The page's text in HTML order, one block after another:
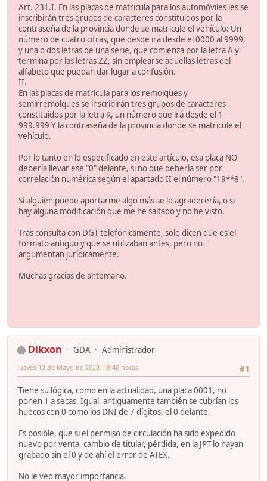
Art. 231.I. En las placas de matricula para los automóviles les se
inscribirán tres grupos de caracteres constituidos por la
contraseña de la provincia donde se matricule el vehículo: Un
número de cuatro cifras, que desde irá desde el 0000 al 9999,
y una o dos letras de una serie, que comienza por la letra A y
termina por las letras ZZ, sin emplearse aquellas letras del
alfabeto que puedan dar lugar a confusión.
II.
En las placas de matrícula para los remolques y
semirremolques se inscribirán tres grupos de caracteres
constituidos por la letra R, un número que irá desde el 1
999.999 Y la contraseña de la provincia donde se matricule el
vehículo.
Por lo tanto en lo especificado en este artículo, esa placa NO
debería llevar ese "0" delante, si no que debería ser por
correlación numérica según el apartado II el número "19**8".
Si alguien puede aportarme algo más se lo agradecería, o si
hay alguna modificación que me he saltado y no he visto.
Tras consulta con DGT telefónicamente, solo dicen que es el
formato antiguo y que se utilizaban antes, pero no
argumentan jurídicamente.
Muchas gracias de antemano.
Dikxon GDA
Administrador
#1
Jueves 12 de Mayo de 2022. 18:49 horas.
Tiene su lógica, como en la actualidad, una placa 0001, no
ponen 1 a secas. Igual, antiguamente también se cubrían los
huecos con 0 como los DNI de 7 dígitos, el 0 delante.
Es posible, que si el permiso de circulación ha sido expedido
nuevo por venta, cambio de titular, pérdida, en la JPT lo hayan
grabado sin el 0 y de ahí el error de ATEX.
No le veo mayor importancia.